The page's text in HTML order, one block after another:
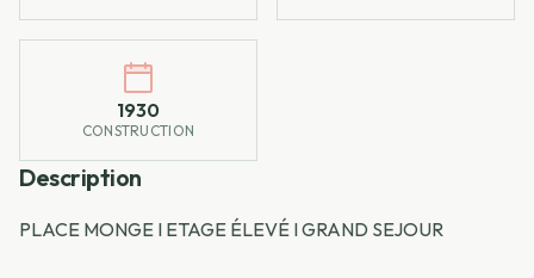
1930
CONSTRUCTION
Description
PLACE MONGE I ETAGE ÉLEVÉ I GRAND SEJOUR